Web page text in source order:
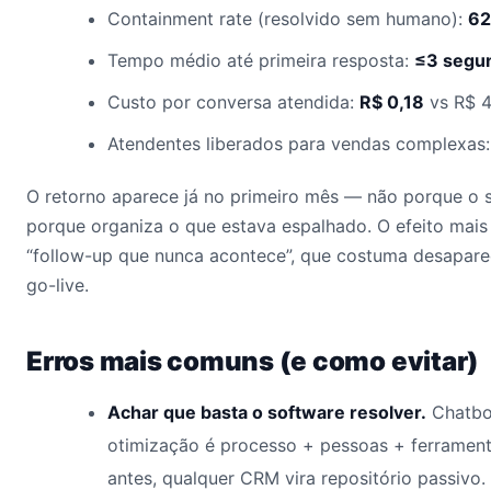
Containment rate (resolvido sem humano):
Tempo médio até primeira resposta: ≤3
Custo por conversa atendida: R$ 0,18 vs R$
Atendentes liberados para vendas
O retorno aparece já no primeiro mês — não porque o
porque organiza o que estava espalhado. O efeito
“follow-up que nunca acontece”, que costuma
go-live.
Erros mais comuns (e como evitar)
Achar que basta o software resolver.
otimização é processo + pessoas +
antes, qualquer CRM vira repositório passivo.